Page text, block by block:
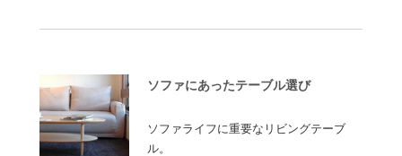
ソファにあったテーブル選び
ソファライフに重要なリビングテーブ
ル。